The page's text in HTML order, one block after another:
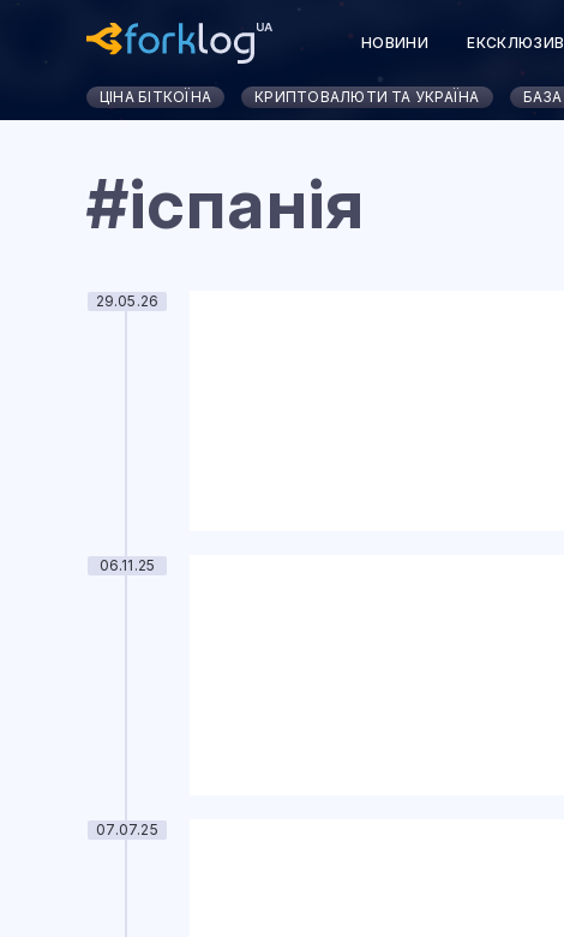
НОВИНИ ЕКСКЛЮЗИВ
ЦІНА БІТКОЇНА КРИПТОВАЛЮТИ ТА УКРАЇНА БАЗА
#іспанія